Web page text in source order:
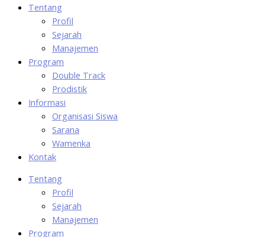
Tentang
Profil
Sejarah
Manajemen
Program
Double Track
Prodistik
Informasi
Organisasi Siswa
Sarana
Wamenka
Kontak
Tentang
Profil
Sejarah
Manajemen
Program